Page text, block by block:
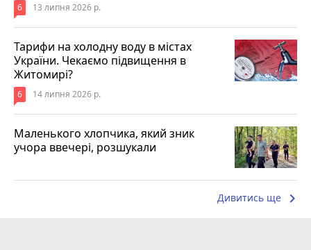
6 13 липня 2026 р.
Тарифи на холодну воду в містах
України. Чекаємо підвищення в
Житомирі?
6 14 липня 2026 р.
Маленького хлопчика, який зник
учора ввечері, розшукали
Дивитись ще keyboard_arrow_right